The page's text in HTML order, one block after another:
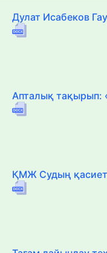
Дулат Исабеков
Апталық тақырып:
ҚМЖ Судың